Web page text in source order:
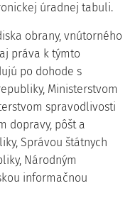
úradnej tabuli.
obrany, vnútorného
práva k týmto
po dohode s
Ministerstvom
spravodlivosti
dopravy, pôšt a
Správou štátnych
Národným
informačnou